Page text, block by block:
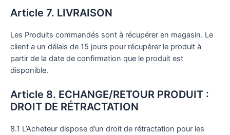
Article 7. LIVRAISON
Les Produits commandés sont à récupérer en magasin. Le
client a un délais de 15 jours pour récupérer le produit à
partir de la date de confirmation que le produit est
disponible.
Article 8. ECHANGE/RETOUR PRODUIT :
DROIT DE RÉTRACTATION
8.1 L’Acheteur dispose d’un droit de rétractation pour les